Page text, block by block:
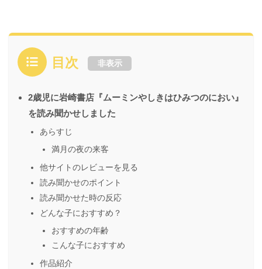
目次 非表示
2歳児に岩崎書店『ムーミンやしきはひみつのにおい』
を読み聞かせしました
あらすじ
満月の夜の来客
他サイトのレビューを見る
読み聞かせのポイント
読み聞かせた時の反応
どんな子におすすめ？
おすすめの年齢
こんな子におすすめ
作品紹介